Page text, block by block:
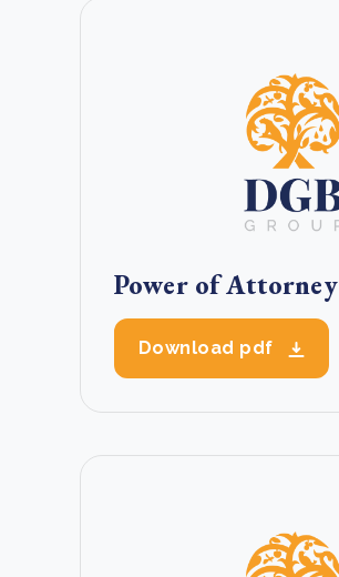
Power of Attorney
Download pdf